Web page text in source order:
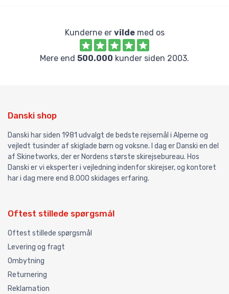
Kunderne er vildemed os
Mere end 500.000 kunder siden 2003.
Danski shop
Danski har siden 1981 udvalgt de bedste rejsemål i Alperne og
vejledt tusinder af skiglade børn og voksne. I dag er Danski en del
af Skinetworks, der er Nordens største skirejsebureau. Hos
Danski er vi eksperter i vejledning indenfor skirejser, og kontoret
har i dag mere end 8.000 skidages erfaring.
Oftest stillede spørgsmål
Oftest stillede spørgsmål
Levering og fragt
Ombytning
Returnering
Reklamation